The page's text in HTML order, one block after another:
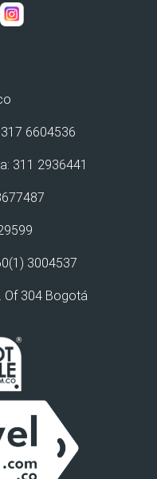
6604536
311 2936441
3004537
Of 304 Bogotá